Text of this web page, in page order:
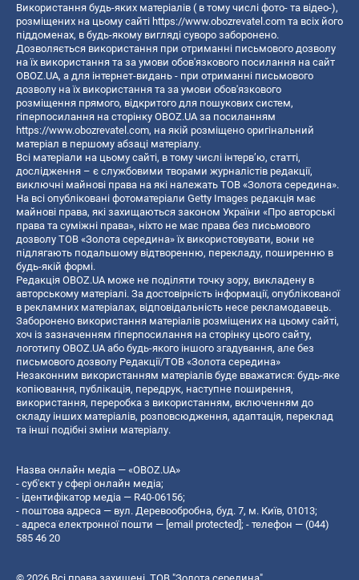
Використання будь-яких матеріалів ( в тому числі фото- та відео-),
розміщених на цьому сайті https://www.obozrevatel.com та всіх його
піддоменах, в будь-якому вигляді суворо заборонено.
Дозволяється використання при отриманні письмового дозволу
на їх використання та за умови обов'язкового посилання на сайт
OBOZ.UA, а для інтернет-видань - при отриманні письмового
дозволу на їх використання та за умови обов'язкового
розміщення прямого, відкритого для пошукових систем,
гіперпосилання на сторінку OBOZ.UA за посиланням
https://www.obozrevatel.com, на якій розміщено оригінальний
матеріал в першому абзаці матеріалу.
Всі матеріали на цьому сайті, в тому числі інтерв’ю, статті,
дослідження – є службовими творами журналістів редакції,
виключні майнові права на які належать ТОВ «Золота середина».
На всі опубліковані фотоматеріали Getty Images редакція має
майнові права, які захищаються законом України «Про авторські
права та суміжні права», ніхто не має права без письмового
дозволу ТОВ «Золота середина» їх використовувати, вони не
підлягають подальшому відтворенню, перекладу, поширенню в
будь-якій формі.
Редакція OBOZ.UA може не поділяти точку зору, викладену в
авторському матеріалі. За достовірність інформації, опублікованої
в рекламних матеріалах, відповідальність несе рекламодавець.
Заборонено використання матеріалів розміщених на цьому сайті,
хоч із зазначенням гіперпосилання на сторінку цього сайту,
логотипу OBOZ.UA або будь-якого іншого згадування, але без
письмового дозволу Редакції/ТОВ «Золота середина»
Незаконним використанням матеріалів буде вважатися: будь-яке
копiювання, публiкацiя, передрук, наступне поширення,
використання, переробка з використанням, включенням до
складу інших матеріалів, розповсюдження, адаптація, переклад
та інші подібні зміни матеріалу.
Назва онлайн медіа — «OBOZ.UA»
- суб'єкт у сфері онлайн медіа;
- ідентифікатор медіа — R40-06156;
- поштова адреса — вул. Деревообробна, буд. 7, м. Київ, 01013;
- адреса електронної пошти — [email protected]; - телефон — (044)
585 46 20